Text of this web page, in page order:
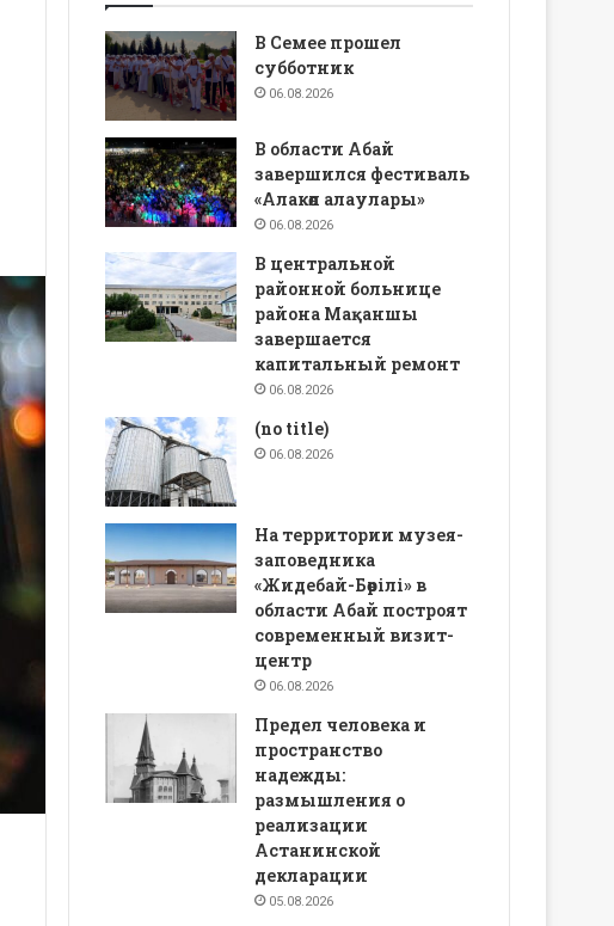
В Семее прошел
субботник
06.08.2026
В области Абай
завершился фестиваль
«Алакөл алаулары»
06.08.2026
В центральной
районной больнице
района Мақаншы
завершается
капитальный ремонт
06.08.2026
(no title)
06.08.2026
На территории музея-
заповедника
«Жидебай-Бөрілі» в
области Абай построят
современный визит-
центр
06.08.2026
Предел человека и
пространство
надежды:
размышления о
реализации
Астанинской
декларации
05.08.2026